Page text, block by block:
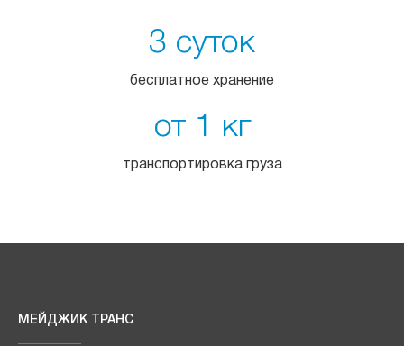
3 суток
бесплатное хранение
от 1 кг
транспортировка груза
МЕЙДЖИК ТРАНС